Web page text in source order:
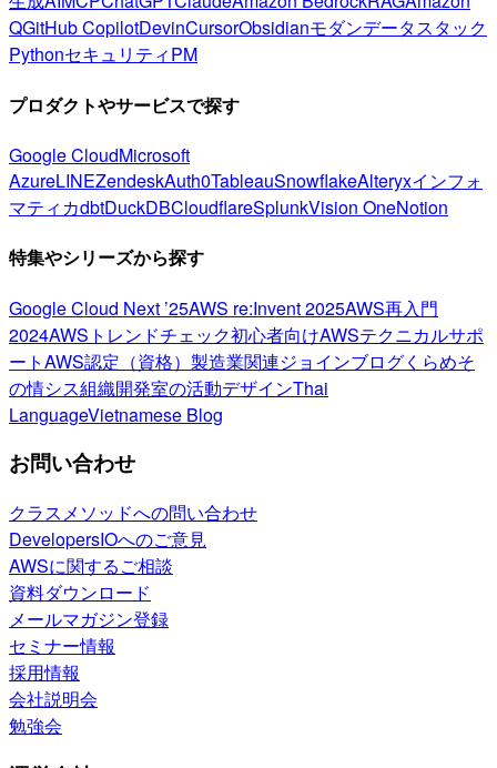
QGitHub CopilotDevinCursorObsidianモダンデータスタック
PythonセキュリティPM
プロダクトやサービスで探す
Google CloudMicrosoft
AzureLINEZendeskAuth0TableauSnowflakeAlteryxインフォ
マティカdbtDuckDBCloudflareSplunkVision OneNotion
特集やシリーズから探す
Google Cloud Next ’25AWS re:Invent 2025AWS再入門
2024AWSトレンドチェック初心者向けAWSテクニカルサポ
ートAWS認定（資格） 製造業関連ジョインブログくらめそ
の情シス組織開発室の活動デザインThai
LanguageVietnamese Blog
お問い合わせ
クラスメソッドへの問い合わせ
DevelopersIOへのご意見
AWSに関するご相談
資料ダウンロード
メールマガジン登録
セミナー情報
採用情報
会社説明会
勉強会